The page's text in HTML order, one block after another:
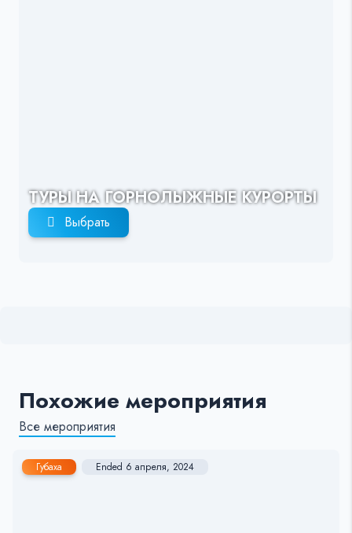
ТУРЫ НА ГОРНОЛЫЖНЫЕ КУРОРТЫ
Выбрать
Похожие мероприятия
Все мероприятия
Губаха Ended 6 апреля, 2024